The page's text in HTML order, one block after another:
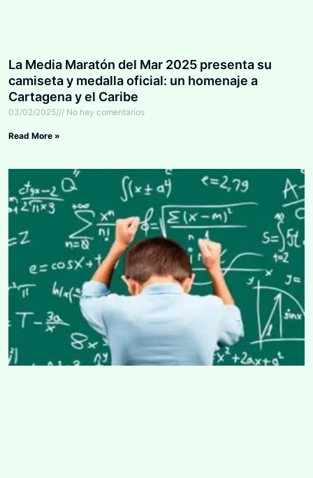
La Media Maratón del Mar 2025 presenta su
camiseta y medalla oficial: un homenaje a
Cartagena y el Caribe
03/02/2025 No hay comentarios
Read More »